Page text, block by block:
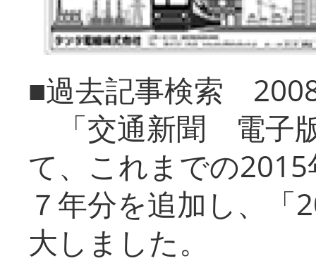
■過去記事検索
「交通新聞 電子
て、これまでの
７年分を追加し、「
大しまし